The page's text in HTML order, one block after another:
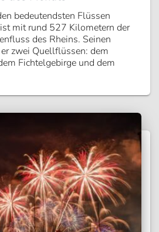
bedeutendsten Flüssen
mit rund 527 Kilometern der
des Rheins. Seinen
zwei Quellflüssen: dem
Fichtelgebirge und dem